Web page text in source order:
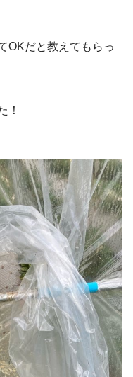
OKだと教えてもらっ
！